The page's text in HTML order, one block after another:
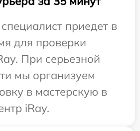
приедет в
для проверки
При серьезной
мы организуем
в мастерскую в
iRay.